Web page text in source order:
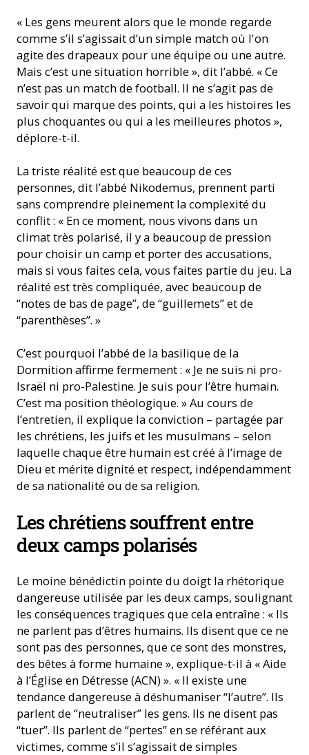
« Les gens meurent alors que le monde regarde
comme s’il s’agissait d’un simple match où l'on
agite des drapeaux pour une équipe ou une autre.
Mais c’est une situation horrible », dit l’abbé. « Ce
n’est pas un match de football. Il ne s’agit pas de
savoir qui marque des points, qui a les histoires les
plus choquantes ou qui a les meilleures photos »,
déplore-t-il.
La triste réalité est que beaucoup de ces
personnes, dit l’abbé Nikodemus, prennent parti
sans comprendre pleinement la complexité du
conflit : « En ce moment, nous vivons dans un
climat très polarisé, il y a beaucoup de pression
pour choisir un camp et porter des accusations,
mais si vous faites cela, vous faites partie du jeu. La
réalité est très compliquée, avec beaucoup de
“notes de bas de page”, de “guillemets” et de
“parenthèses”. »
C’est pourquoi l’abbé de la basilique de la
Dormition affirme fermement : « Je ne suis ni pro-
Israël ni pro-Palestine. Je suis pour l’être humain.
C’est ma position théologique. » Au cours de
l’entretien, il explique la conviction – partagée par
les chrétiens, les juifs et les musulmans – selon
laquelle chaque être humain est créé à l’image de
Dieu et mérite dignité et respect, indépendamment
de sa nationalité ou de sa religion.
Les chrétiens souffrent entre
deux camps polarisés
Le moine bénédictin pointe du doigt la rhétorique
dangereuse utilisée par les deux camps, soulignant
les conséquences tragiques que cela entraîne : « Ils
ne parlent pas d’êtres humains. Ils disent que ce ne
sont pas des personnes, que ce sont des monstres,
des bêtes à forme humaine », explique-t-il à « Aide
à l’Église en Détresse (ACN) ». « Il existe une
tendance dangereuse à déshumaniser “l’autre”. Ils
parlent de “neutraliser” les gens. Ils ne disent pas
“tuer”. Ils parlent de “pertes” en se référant aux
victimes, comme s’il s’agissait de simples